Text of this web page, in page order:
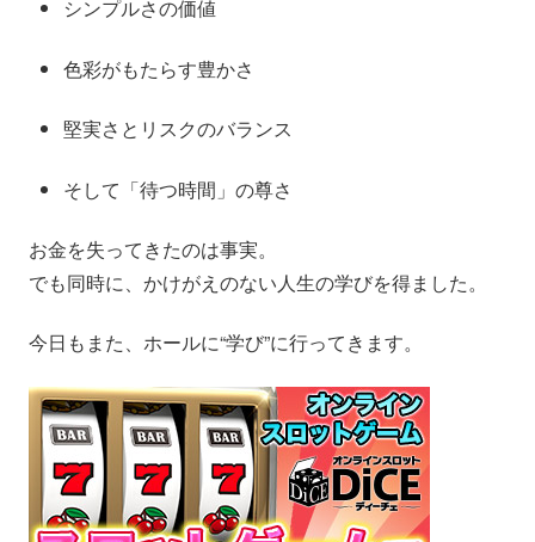
シンプルさの価値
色彩がもたらす豊かさ
堅実さとリスクのバランス
そして「待つ時間」の尊さ
お金を失ってきたのは事実。
でも同時に、かけがえのない人生の学びを得ました。
今日もまた、ホールに“学び”に行ってきます。